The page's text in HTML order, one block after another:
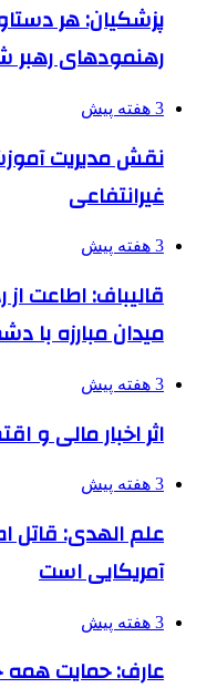
پزشکیان: هر
رهنمودهای
3 هفته پیش
نقش مدیریت
غیرانتفاعی
3 هفته پیش
قالیباف: اطاعت
میدان مبارزه با
3 هفته پیش
اثر اخبار مالی و
3 هفته پیش
علم الهدی:
آمریکایی است
3 هفته پیش
عارف: حمایت همه